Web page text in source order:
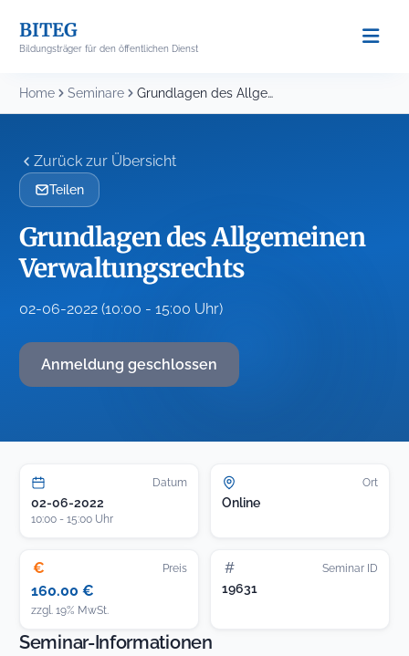
content
BITEG
Bildungsträger für den öffentlichen Dienst
Home Seminare Grundlagen des Allgemeinen Verwaltungsrechts
Zurück zur Übersicht
Teilen
Grundlagen des Allgemeinen
Verwaltungsrechts
02-06-2022 (10:00 - 15:00 Uhr)
Anmeldung geschlossen
Datum
02-06-2022
10:00 - 15:00 Uhr
Ort
Online
€ Preis
160.00 €
zzgl. 19% MwSt.
# Seminar ID
19631
Seminar-Informationen